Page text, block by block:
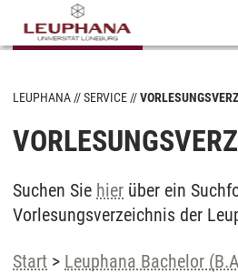
LEUPHANA SERVICE
Suchen Sie hier über ein
Vorlesungsverzeichnis der
Start > Leuphana Bachelor